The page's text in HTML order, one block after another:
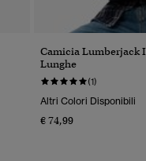
Camicia Lumberjack
Lunghe
(1)
Altri Colori Disponibili
€ 74,99